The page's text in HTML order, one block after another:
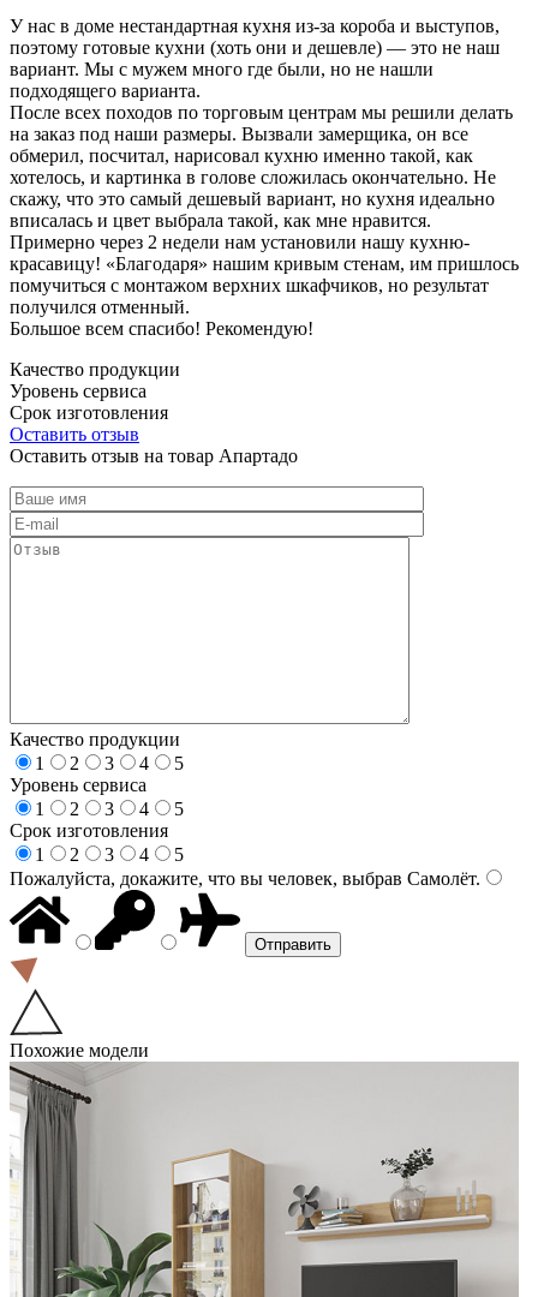
У нас в доме нестандартная кухня из-за короба и выступов,
поэтому готовые кухни (хоть они и дешевле) — это не наш
вариант. Мы с мужем много где были, но не нашли
подходящего варианта.
После всех походов по торговым центрам мы решили делать
на заказ под наши размеры. Вызвали замерщика, он все
обмерил, посчитал, нарисовал кухню именно такой, как
хотелось, и картинка в голове сложилась окончательно. Не
скажу, что это самый дешевый вариант, но кухня идеально
вписалась и цвет выбрала такой, как мне нравится.
Примерно через 2 недели нам установили нашу кухню-
красавицу! «Благодаря» нашим кривым стенам, им пришлось
помучиться с монтажом верхних шкафчиков, но результат
получился отменный.
Большое всем спасибо! Рекомендую!
Качество продукции
Уровень сервиса
Срок изготовления
Оставить отзыв
Оставить отзыв на товар Апартадо
Качество продукции
1
2 3 4
5
Уровень сервиса
1
2 3 4
5
Срок изготовления
1
2 3 4
5
Пожалуйста, докажите, что вы человек, выбрав Самолёт.
Похожие модели